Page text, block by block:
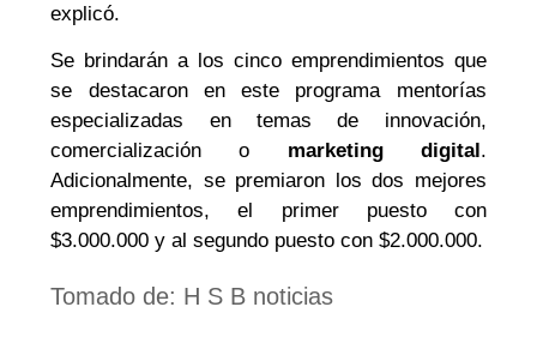
explicó.
Se brindarán a los cinco emprendimientos que
se destacaron en este programa mentorías
especializadas en temas de innovación,
comercialización o marketing digital.
Adicionalmente, se premiaron los dos mejores
emprendimientos, el primer puesto con
$3.000.000 y al segundo puesto con $2.000.000.
Tomado de: H S B noticias